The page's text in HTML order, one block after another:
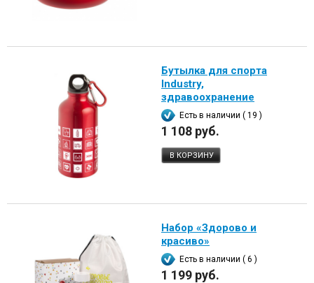
Бутылка для спорта
Industry,
здравоохранение
Есть в наличии ( 19 )
1 108 руб.
В КОРЗИНУ
Набор «Здорово и
красиво»
Есть в наличии ( 6 )
1 199 руб.